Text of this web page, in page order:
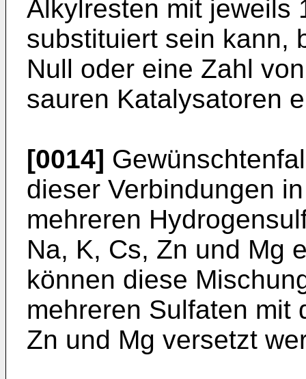
Alkylresten mit jeweils
substituiert sein kann,
Null oder eine Zahl
sauren Katalysatoren
[0014]
dieser Verbindungen
mehreren
Na, K, Cs, Zn und Mg
können diese
mehreren Sulfaten mit
Zn und Mg versetzt